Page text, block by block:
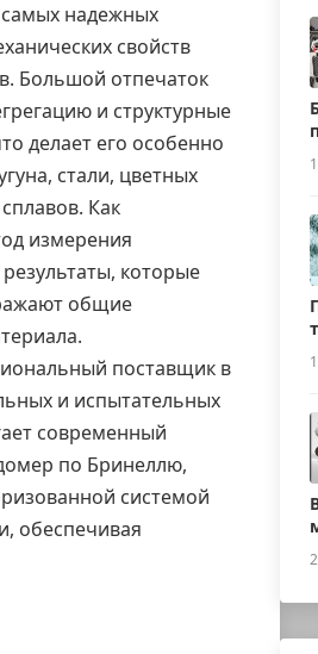
надежных
свойств
Большой отпечаток
и структурные
делает его особенно
стали, цветных
Как
измерения
результаты, которые
общие
поставщик в
и испытательных
современный
по Бринеллю,
системой
обеспечивая